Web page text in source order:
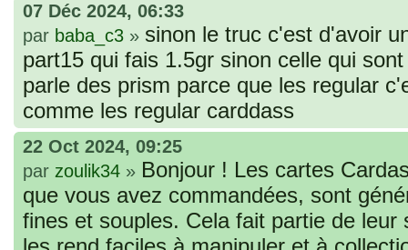
07 Déc 2024, 06:33
par baba_c3 » sinon le truc c'est d'avoir
part15 qui fais 1.5gr sinon celle qui
parle des prism parce que les regular
comme les regular carddass
22 Oct 2024, 09:25
par zoulik34 » Bonjour ! Les cartes
que vous avez commandées, sont
fines et souples. Cela fait partie de